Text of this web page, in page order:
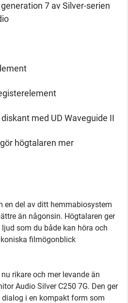
7 av Silver-serien
med UD Waveguide II
högtalaren mer
en del av ditt hemmabiosystem
än någonsin. Högtalaren ger
som du både kan höra och
filmögonblick
rikare och mer levande än
Audio Silver C250 7G. Den ger
i en kompakt form som